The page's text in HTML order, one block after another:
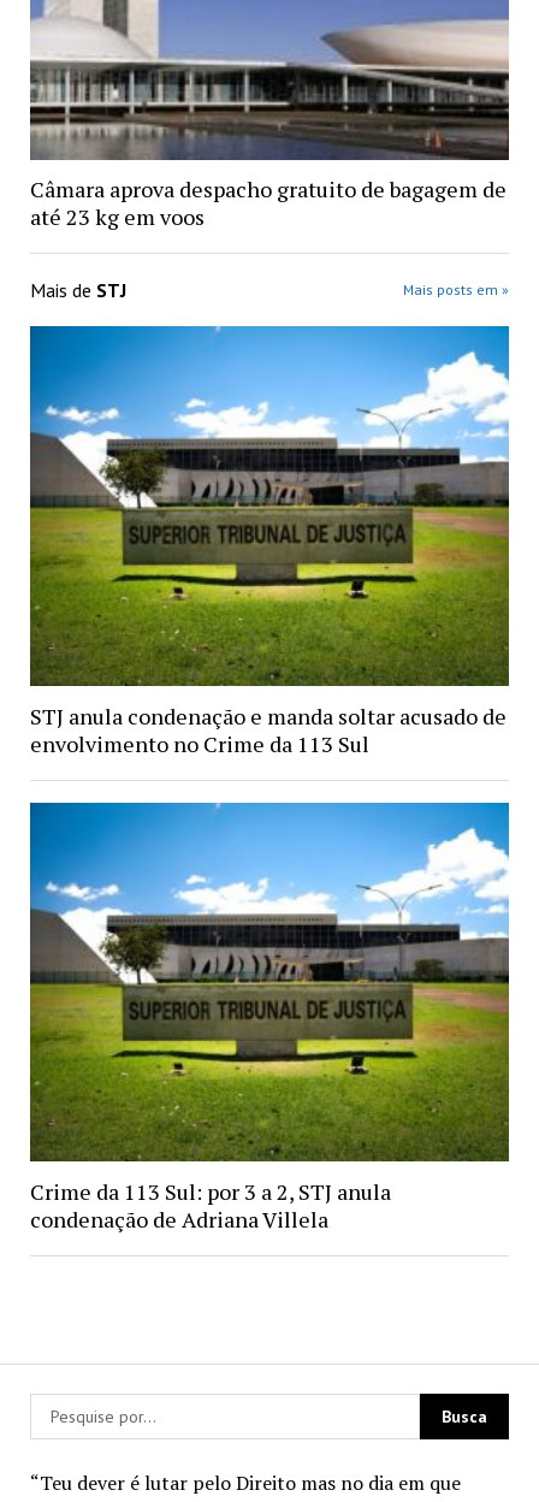
“Teu dever é lutar pelo Direito mas no dia em que
Câmara aprova despacho gratuito de bagagem de
até 23 kg em voos
Mais de STJ Mais posts em »
STJ anula condenação e manda soltar acusado de
envolvimento no Crime da 113 Sul
Crime da 113 Sul: por 3 a 2, STJ anula
condenação de Adriana Villela